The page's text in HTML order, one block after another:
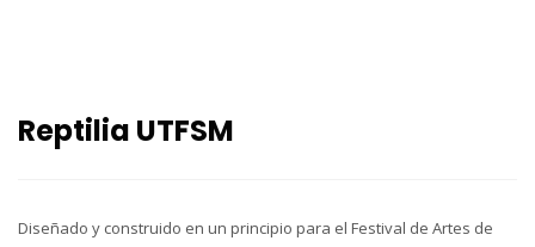
Reptilia UTFSM
Diseñado y construido en un principio para el Festival de Artes de